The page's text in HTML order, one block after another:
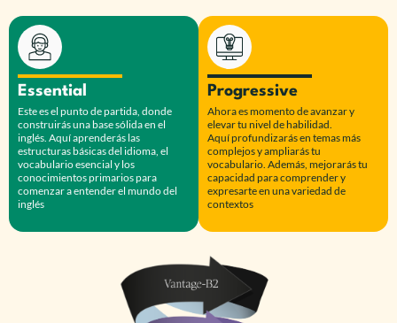
Essential
Este es el punto de partida, donde
construirás una base sólida en el
inglés. Aquí aprenderás las
estructuras básicas del idioma, el
vocabulario esencial y los
conocimientos primarios para
comenzar a entender el mundo del
inglés
Progressive
Ahora es momento de avanzar y
elevar tu nivel de habilidad.
Aquíprofundizarás en temas más
complejos y ampliarás tu
vocabulario. Además, mejorarás tu
capacidad para comprender y
expresarte en una variedad de
contextos